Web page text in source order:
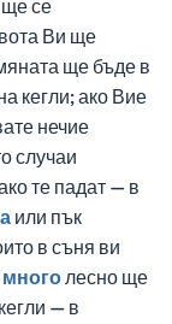
ще се
Ви ще
ще бъде в
кегли; ако Вие
нечие
случаи
те падат — в
или пък
в съня ви
много лесно ще
— в